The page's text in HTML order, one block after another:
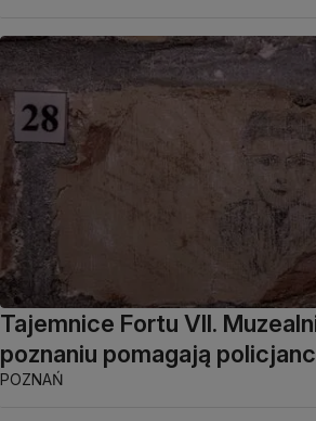
Tajemnice Fortu VII.
poznaniu pomagają
POZNAŃ